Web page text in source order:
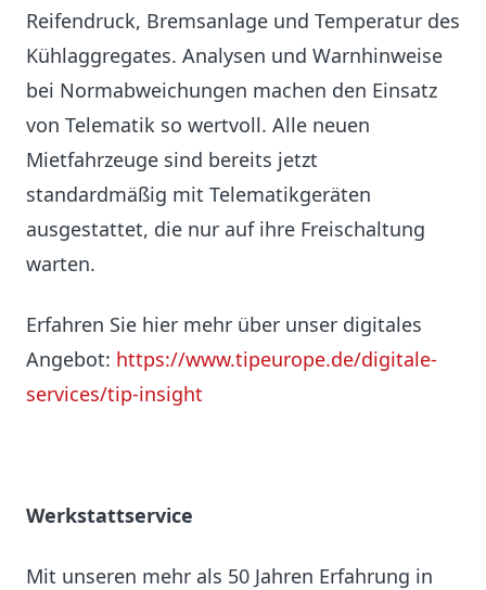
Reifendruck, Bremsanlage und Temperatur des
Kühlaggregates. Analysen und Warnhinweise
bei Normabweichungen machen den Einsatz
von Telematik so wertvoll. Alle neuen
Mietfahrzeuge sind bereits jetzt
standardmäßig mit Telematikgeräten
ausgestattet, die nur auf ihre Freischaltung
warten.
Erfahren Sie hier mehr über unser digitales
Angebot: https://www.tipeurope.de/digitale-
services/tip-insight
Werkstattservice
Mit unseren mehr als 50 Jahren Erfahrung in